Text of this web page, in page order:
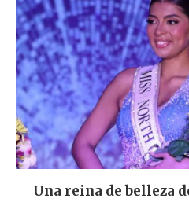
Una reina de belleza